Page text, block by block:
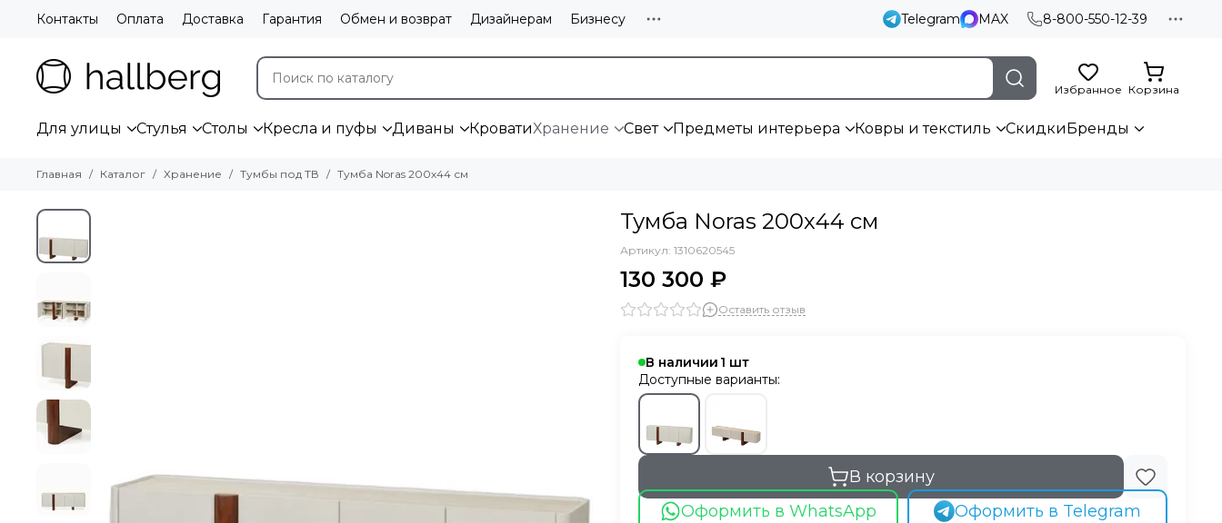
Контакты Оплата Доставка Гарантия Обмен и возврат Дизайнерам Бизнесу Telegram MAX 8-800-550-12-39
Избранное Корзина
Для улицы Стулья Столы Кресла и пуфы Диваны КроватиХранение Свет Предметы интерьера Ковры и текстиль СкидкиБренды
Главная Каталог Хранение Тумбы под ТВ Тумба Noras 200х44 см
Тумба Noras 200х44 см
Артикул: 1310620545
130 300 ₽
Оставить отзыв
В наличии 1
Доступные варианты:
В корзину
Оформить в WhatsApp
Оформить в Telegram